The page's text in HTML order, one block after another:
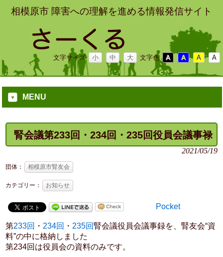
相模原市 障害への理解を進める情報発信サイト
文字サイズ 小 中 大 文字色 A A A A
MENU
腎会議第233回・234回・235回役員会議事禄
2021/05/19
団体： 相模原市腎友会
カテゴリー： お知らせ
Pocket
第233回 ・ 234回 ・ 235回腎会議役員会議事録を、腎友会“資
料”の中に格納しました
第234回は役員会の資料のみです。